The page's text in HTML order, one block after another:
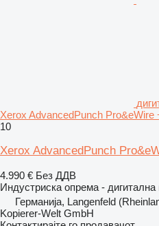
Xerox AdvancedPunch Pro&eWire
10
Xerox AdvancedPunch
4.990 € Без ДДВ
Индустриска опрема -
Германија, Langenfeld
Kopierer-Welt GmbH